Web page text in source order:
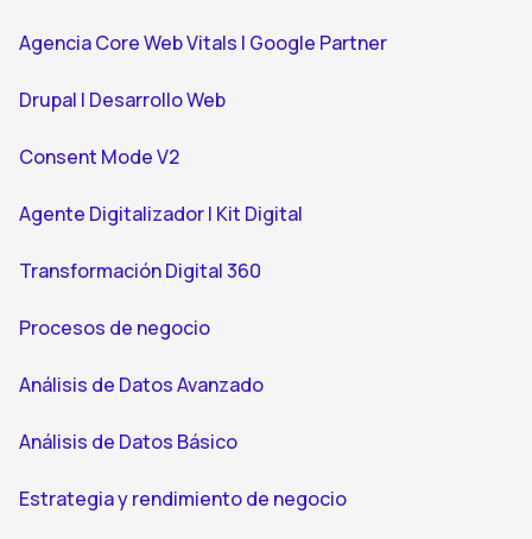
Agencia Core Web Vitals | Google Partner
Drupal | Desarrollo Web
Consent Mode V2
Agente Digitalizador | Kit Digital
Transformación Digital 360
Procesos de negocio
Análisis de Datos Avanzado
Análisis de Datos Básico
Estrategia y rendimiento de negocio